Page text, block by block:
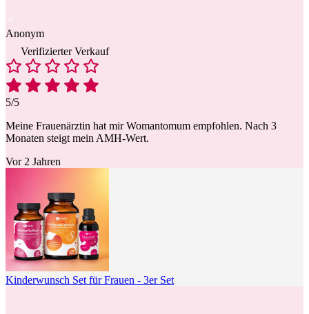
Anonym
Verifizierter Verkauf
5/5
Meine Frauenärztin hat mir Womantomum empfohlen. Nach 3
Monaten steigt mein AMH-Wert.
Vor 2 Jahren
Kinderwunsch Set für Frauen - 3er Set